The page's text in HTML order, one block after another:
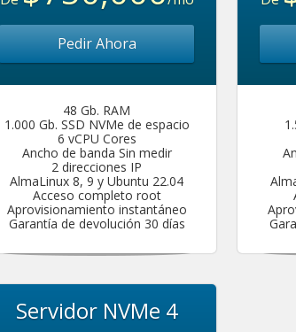
Pedir Ahora
48 Gb. RAM
1.000 Gb. SSD NVMe de espacio
6 vCPU Cores
Ancho de banda Sin medir
2 direcciones IP
AlmaLinux 8, 9 y Ubuntu 22.04
Acceso completo root
Aprovisionamiento instantáneo
Garantía de devolución 30 días
Servidor NVMe 4